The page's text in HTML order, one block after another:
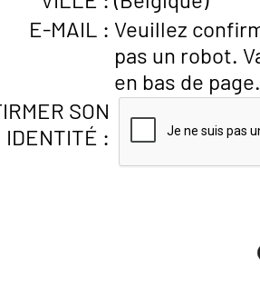
E-MAIL : Veuillez
pas un robot.
en bas de page.
SON
IDENTITÉ :